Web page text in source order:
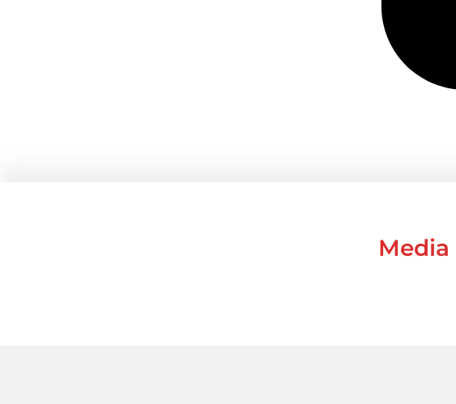
Media